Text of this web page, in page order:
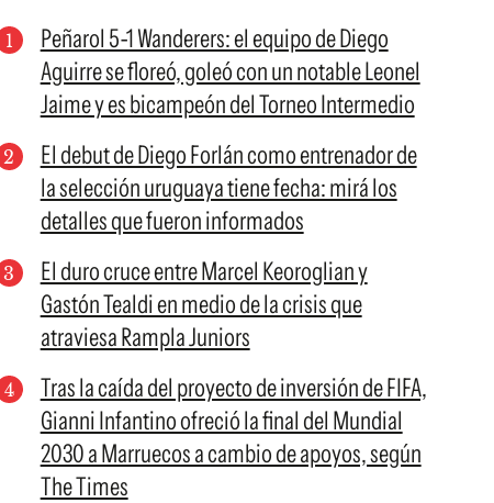
Peñarol 5-1 Wanderers: el equipo de Diego
Aguirre se floreó, goleó con un notable Leonel
Jaime y es bicampeón del Torneo Intermedio
El debut de Diego Forlán como entrenador de
la selección uruguaya tiene fecha: mirá los
detalles que fueron informados
El duro cruce entre Marcel Keoroglian y
Gastón Tealdi en medio de la crisis que
atraviesa Rampla Juniors
Tras la caída del proyecto de inversión de FIFA,
Gianni Infantino ofreció la final del Mundial
2030 a Marruecos a cambio de apoyos, según
The Times